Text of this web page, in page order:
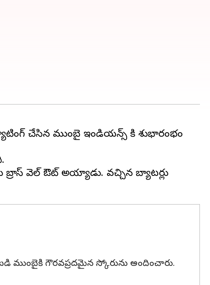
చేసిన ముంబై ఇండియన్స్ కి శుభారంభం
బ్రాస్ వెల్ ఔట్ అయ్యాడు. వచ్చిన బ్యాటర్లు
ముంబైకి గౌరవప్రదమైన స్కోరును అందించారు.